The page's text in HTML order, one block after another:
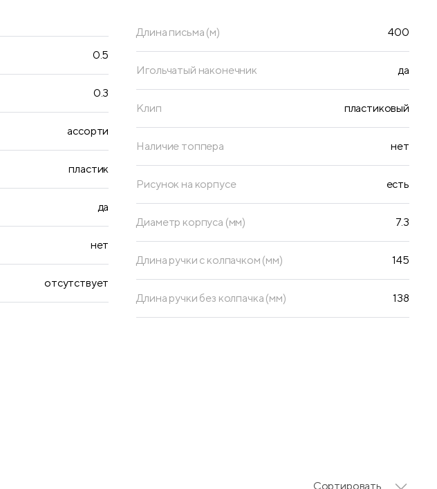
0.5
0.3
ассорти
пластик
да
нет
отсутствует
Длина письма (м) 400
Игольчатый наконечник да
Клип пластиковый
Наличие топпера нет
Рисунок на корпусе есть
Диаметр корпуса (мм) 7.3
Длина ручки с колпачком (мм) 145
Длина ручки без колпачка (мм) 138
Сортировать